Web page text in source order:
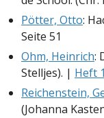
Pötter, Otto:
Seite 51
Ohm, Heinrich:
Stelljes). | Heft 1
Reichenstein,
(Johanna